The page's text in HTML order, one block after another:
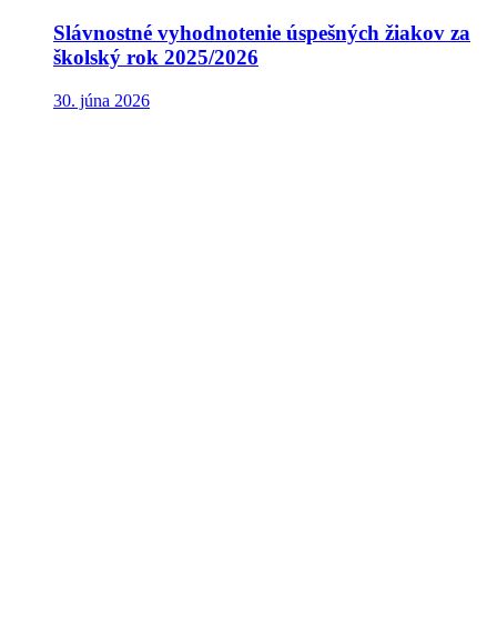
Slávnostné vyhodnotenie úspešných žiakov za
školský rok 2025/2026
30. júna 2026